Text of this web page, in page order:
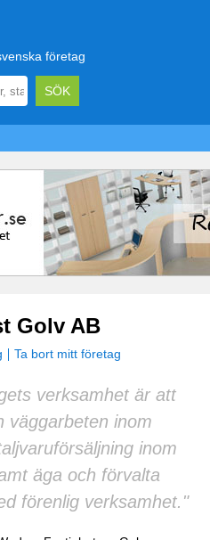
företag
Golv AB
Ta bort mitt företag
verksamhet är att
väggarbeten inom
inom
äga och förvalta
förenlig verksamhet."